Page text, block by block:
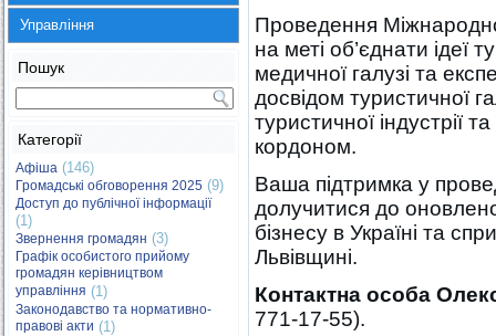
Управління
Пошук
Категорії
Афіша (146)
Громадські обговорення 2025 (9)
Доступ до публічної інформації
(1)
Звернення громадян (3)
Графік особистого прийому
громадян керівництвом
управління (1)
Законодавство та нормативно-
правові акти (1)
Проведення
на меті об’єднати ідеї
медичної галузі та
досвідом туристичної
туристичної індустрії
кордоном.
Ваша підтримка у
долучитися до
бізнесу в Україні та
Львівщині.
Контактна особа
771-17-55).